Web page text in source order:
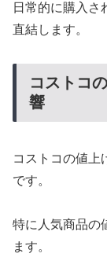
日常的に購入さ
直結します。
コストコ
響
コストコの値上
です。
特に人気商品の
ます。